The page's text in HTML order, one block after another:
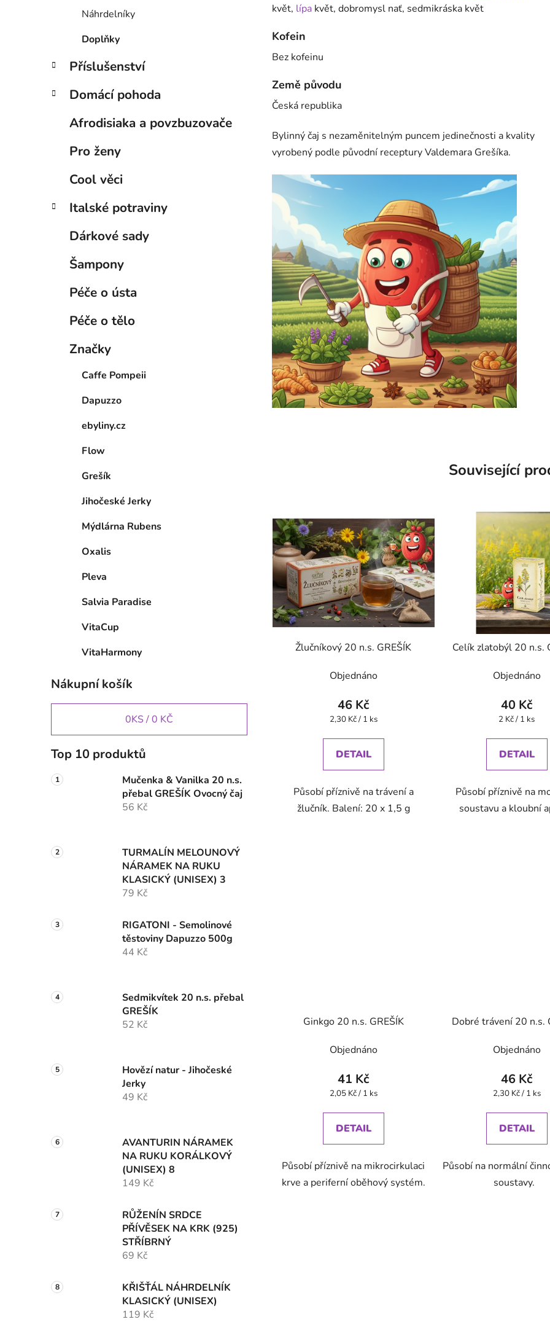
Náhrdelníky
Doplňky
Příslušenství
Domácí pohoda
Afrodisiaka a povzbuzovače
Pro ženy
Cool věci
Italské potraviny
Dárkové sady
Šampony
Péče o ústa
Péče o tělo
Značky
Caffe Pompeii
Dapuzzo
ebyliny.cz
Flow
Grešík
Jihočeské Jerky
Mýdlárna Rubens
Oxalis
Pleva
Salvia Paradise
VitaCup
VitaHarmony
Nákupní košík
0KS /0 KČ
Top 10 produktů
Mučenka & Vanilka 20 n.s.
přebal GREŠÍK Ovocný čaj
56 Kč
TURMALÍN MELOUNOVÝ
NÁRAMEK NA RUKU
KLASICKÝ (UNISEX) 3
79 Kč
RIGATONI - Semolinové
těstoviny Dapuzzo 500g
44 Kč
Sedmikvítek 20 n.s. přebal
GREŠÍK
52 Kč
Hovězí natur - Jihočeské
Jerky
49 Kč
AVANTURIN NÁRAMEK
NA RUKU KORÁLKOVÝ
(UNISEX) 8
149 Kč
RŮŽENÍN SRDCE
PŘÍVĚSEK NA KRK (925)
STŘÍBRNÝ
69 Kč
KŘIŠŤÁL NÁHRDELNÍK
KLASICKÝ (UNISEX)
119 Kč
květ, lípa květ, dobromysl nať, sedmikráska květ
Kofein
Bez kofeinu
Země původu
Česká republika
Bylinný čaj s nezaměnitelným puncem jedinečnosti a kvality
vyrobený podle původní receptury Valdemara Grešíka.
Související
Žlučníkový 20 n.s. GREŠÍK
Objednáno
46 Kč
Měrná
2,30 Kč / 1 ks
DETAIL
Působí příznivě na trávení a
žlučník. Balení: 20 x 1,5 g
Celík zlatobýl 20 n.s.
Objednáno
40 Kč
Měrná
2 Kč / 1 ks
DETAIL
Působí příznivě na
soustavu a kloubní
Ginkgo 20 n.s. GREŠÍK
Objednáno
41 Kč
Měrná
2,05 Kč / 1 ks
DETAIL
Působí příznivě na mikrocirkulaci
krve a periferní oběhový systém.
Dobré trávení 20 n.s.
Objednáno
46 Kč
Měrná
2,30 Kč / 1 ks
DETAIL
Působí na normální
soustavy.